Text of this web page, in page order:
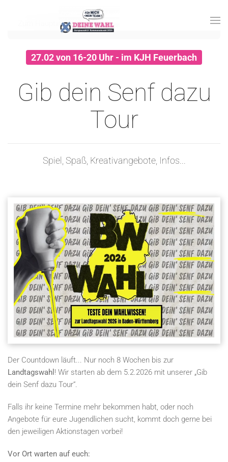
Zum Hauptinhalt springen
27.02 von 16-20 Uhr - im KJH Feuerbach
Gib dein Senf dazu
Tour
Spiel, Spaß, Kreativangebote, Infos...
Der Countdown läuft... Nur noch 8 Wochen bis zur
Landtagswahl ! Wir starten ab dem 5.2.2026 mit unserer „Gib
dein Senf dazu Tour“.
Falls ihr keine Termine mehr bekommen habt, oder noch
Angebote für eure Jugendlichen sucht, kommt doch gerne bei
den jeweiligen Aktionstagen vorbei!
Vor Ort warten auf euch: